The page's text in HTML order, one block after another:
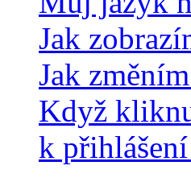
Jak
Jak
Když
k